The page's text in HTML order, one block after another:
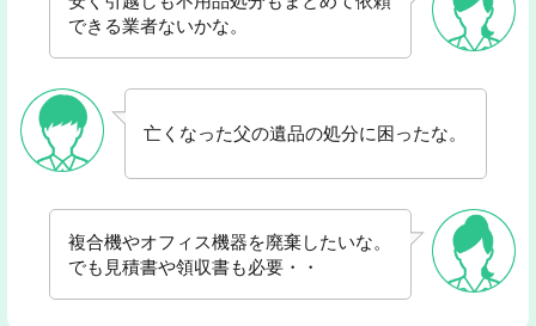
できる業者ないかな。
亡くなった父の遺品の処分に困ったな。
複合機やオフィス機器を廃棄したいな。
でも見積書や領収書も必要・・